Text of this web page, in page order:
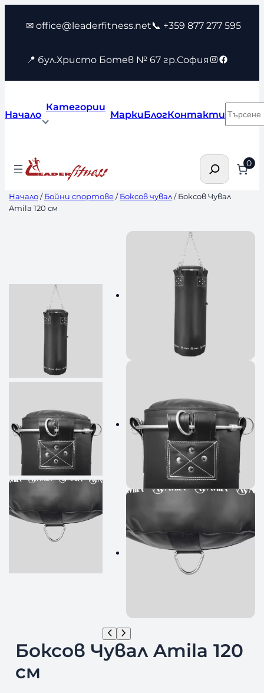
съдържанието
✉ office@leaderfitness.net📞 +359 877 277 595
📍 бул.Христо Ботев № 67 гр.София Instagram
Facebook
Начало
Категории
МаркиБлогКонтакти
Търсене 0
Начало/Бойни спортове/Боксов чувал/ Боксов Чувал
Amila 120 см
Боксов Чувал Amila 120
см